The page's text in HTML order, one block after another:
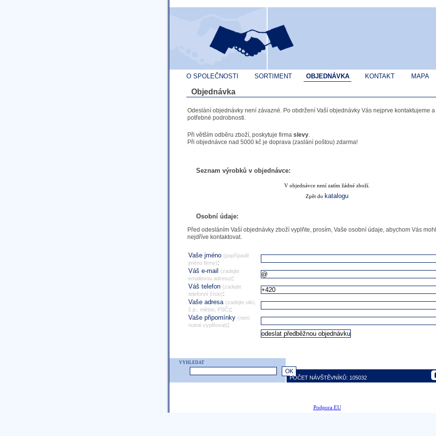
O SPOLEČNOSTI SORTIMENT OBJEDNÁVKA KONTAKT MAPA
Objednávka
Odeslání objednávky není závazné. Po obdržení Vaší objednávky Vás nejprve kontaktujeme
potřebné podrobnosti.
Při větším odběru zboží, poskytuje firma slevy.
Při objednávce nad 5000 kč je doprava (zaslání poštou) zdarma!
Seznam výrobků v objednávce:
V objednávce není zatím žádné zboží.
Zpět do katalogu
Osobní údaje:
Před odesláním Vaší objednávky zboží vyplňte, prosím, Vaše osobní údaje, abychom Vás
nejdříve kontaktovat.
Vaše jméno (popřípadě
jméno firmy):
Váš e-mail
(zadejte
emailovou adresu):
Váš telefon (zadejte
telefonní číslo):
Vaše adresa (zadejte ulici,
č.p., město, PSČ):
Vaše připomínky (není
nutné vyplňovat):
VYHLEDAT
POČET NÁVŠTĚVNÍKŮ: 105032
Podpora EU